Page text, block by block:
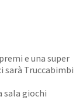
e una super
Truccabimbi
sala giochi